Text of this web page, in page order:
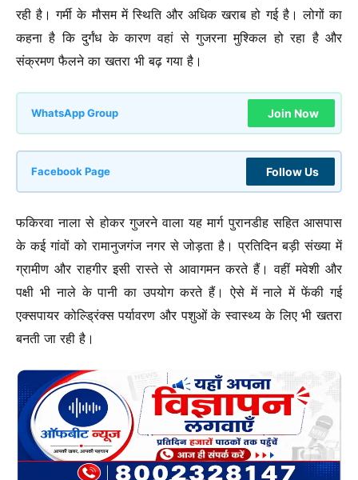
रही है। गर्मी के मौसम में स्थिति और अधिक खराब हो गई है। लोगों का
कहना है कि दुर्गंध के कारण वहां से गुजरना मुश्किल हो रहा है और
संक्रमण फैलने का खतरा भी बढ़ गया है।
WhatsApp Group Join Now
Facebook Page Follow Us
फकिरवा नाला से होकर गुजरने वाला यह मार्ग पुरानडीह सहित आसपास
के कई गांवों को रामानुजगंज नगर से जोड़ता है। प्रतिदिन बड़ी संख्या में
ग्रामीण और राहगीर इसी रास्ते से आवागमन करते हैं। वहीं मवेशी और
पक्षी भी नाले के पानी का उपयोग करते हैं। ऐसे में नाले में फेंकी गई
एक्सपायर कोल्ड्रिंक्स पर्यावरण और पशुओं के स्वास्थ्य के लिए भी खतरा
बनती जा रही है।